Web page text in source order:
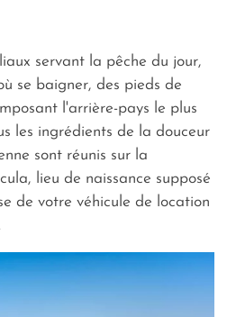
servant la pêche du jour,
se baigner, des pieds de
l'arrière-pays le plus
les ingrédients de la douceur
sont réunis sur la
lieu de naissance supposé
de votre véhicule de location